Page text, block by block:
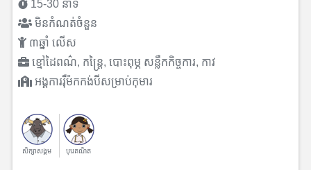
15-30 នាទី
មិនកំណត់ចំនួន
៣ឆ្នាំ លើស
ខ្មៅដៃពណ៌, កន្ត្រៃ, បោះពុម្ភ សន្លឹកកិច្ចការ, កាវ
អង្គការរុឺម៉កកង់បីសម្រាប់កុមារ
សិក្សាសង្គម បុរេគណិត